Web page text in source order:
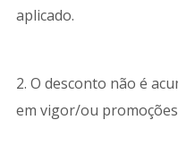
aplicado.
2. O desconto não é
em vigor/ou